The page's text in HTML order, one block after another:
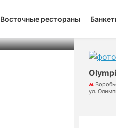
Восточные рестораны
ул.